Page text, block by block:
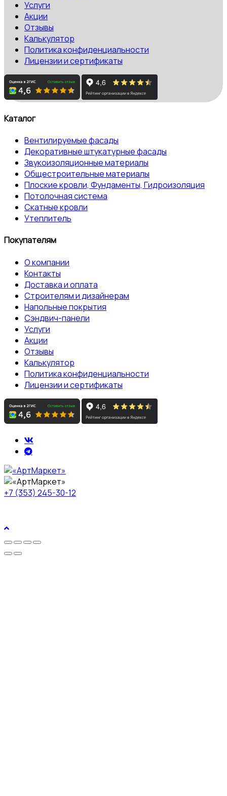
Услуги
Акции
Отзывы
Калькулятор
Политика конфиденциальности
Лицензии и сертификаты
Каталог
Вентилируемые фасады
Декоративные штукатурные фасады
Звукоизоляционные материалы
Общестроительные материалы
Плоские кровли, Фундаменты, Гидроизоляция
Потолочная система
Скатные кровли
Утеплитель
Покупателям
О компании
Контакты
Доставка и оплата
Строителям и дизайнерам
Напольные покрытия
Сэндвич-панели
Услуги
Акции
Отзывы
Калькулятор
Политика конфиденциальности
Лицензии и сертификаты
+7 (353) 245-30-12